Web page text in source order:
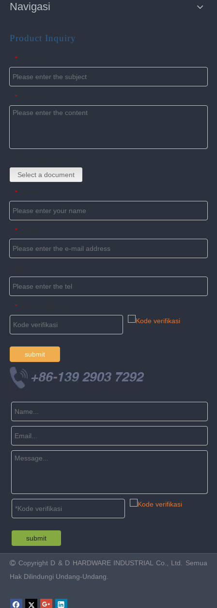
Navigasi
Product Inquiry
*
*
Select a document
*
*
*
submit
submit
 Copyright D & D HARDWARE INDUSTRIAL Co., Ltd. Semua
Hak Dilindungi Undang-Undang.